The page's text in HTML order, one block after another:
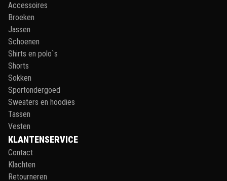
Accessoires
Broeken
Jassen
Schoenen
Shirts en polo`s
Shorts
Sokken
Sportondergoed
Sweaters en hoodies
Tassen
Vesten
KLANTENSERVICE
Contact
Klachten
Retourneren